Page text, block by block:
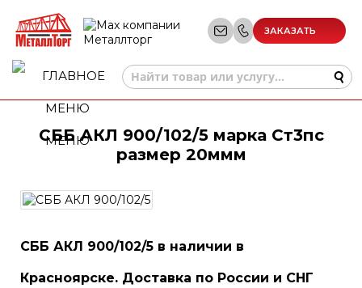
ЗАКАЗАТЬ
МЕНЮ
СББ АКЛ 900/102/5 марка Ст3пс
размер 20ммм
СББ АКЛ 900/102/5 в наличии в
Красноярске. Доставка по России и СНГ